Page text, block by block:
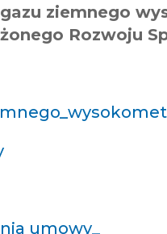
ziemnego
Rozwoju
umowy_